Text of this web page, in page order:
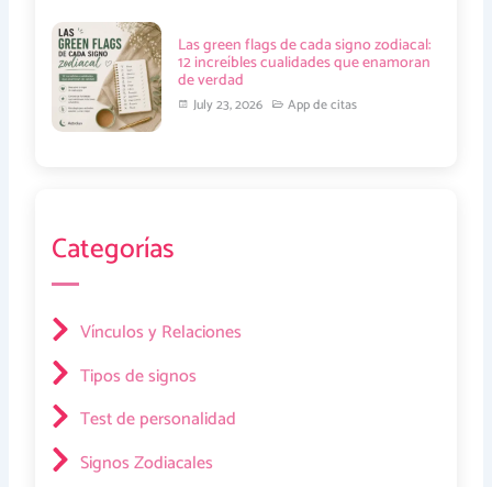
Las green flags de cada signo zodiacal:
12 increíbles cualidades que enamoran
de verdad
July 23, 2026 App de citas
Categorías
Vínculos y Relaciones
Tipos de signos
Test de personalidad
Signos Zodiacales